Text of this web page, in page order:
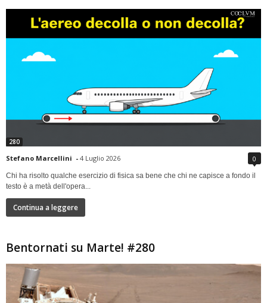
280
Stefano Marcellini - 4 Luglio 2026 0
Chi ha risolto qualche esercizio di fisica sa bene che chi ne capisce a fondo il
testo è a metà dell'opera...
Continua a leggere
Bentornati su Marte! #280